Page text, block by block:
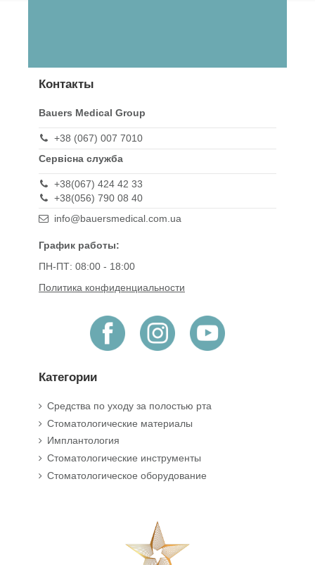
Контакты
Bauers Medical Group
+38 (067) 007 7010
Сервісна служба
+38(067) 424 42 33
+38(056) 790 08 40
info@bauersmedical.com.ua
График работы:
ПН-ПТ: 08:00 - 18:00
Политика конфиденциальности
Категории
Средства по уходу за полостью рта
Стоматологические материалы
Имплантология
Стоматологические инструменты
Стоматологическое оборудование